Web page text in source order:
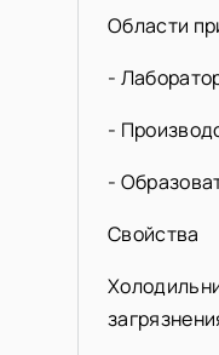
Области
-
-
-
Свойства